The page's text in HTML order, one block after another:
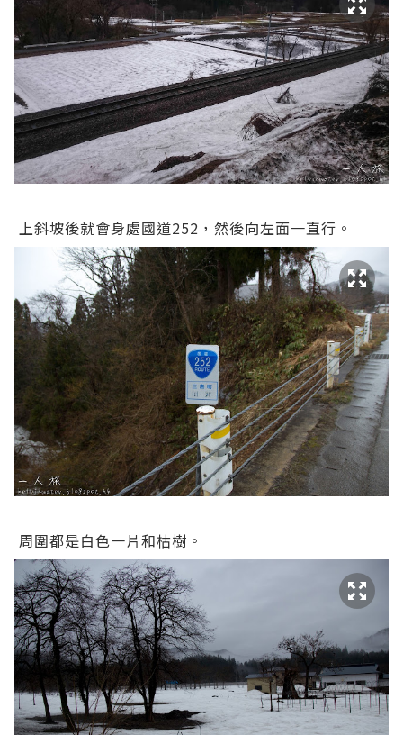
上斜坡後就會身處國道252，然後向左面一直行。
周圍都是白色一片和枯樹。